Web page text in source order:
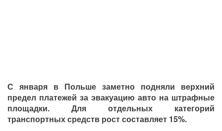
С января в Польше заметно подняли верхний
предел платежей за эвакуацию авто на штрафные
площадки. Для отдельных категорий
транспортных средств рост составляет 15%.